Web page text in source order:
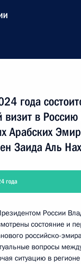
года
в Россию
Арабских
Заида Аль
года
России
состояние и
российско-
вопросы
ситуацию в